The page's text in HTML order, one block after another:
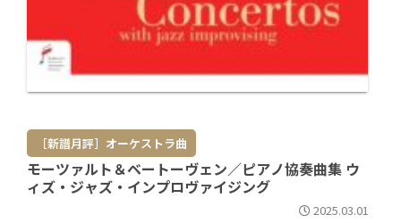
［新譜月評］オーケストラ曲
モーツァルト＆ベートーヴェン／ピアノ協奏曲集 ウ
ィズ・ジャズ・インプロヴァイジング
2025.03.01